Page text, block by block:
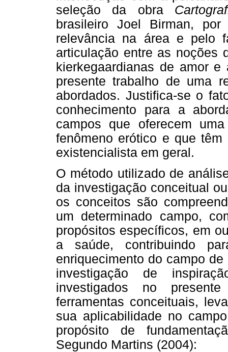
seleção da obra
brasileiro Joel Birman,
relevância na área e pelo
articulação entre as noções
kierkegaardianas de amor
presente trabalho de uma
abordados. Justifica-se o
conhecimento para a
campos que oferecem
fenômeno erótico e que
existencialista em geral.
O método utilizado de
da investigação conceitual
os conceitos são
um determinado campo,
propósitos específicos, em
a saúde, contribuindo
enriquecimento do campo
investigação de
investigados no
ferramentas conceituais,
sua aplicabilidade no
propósito de
Segundo Martins (2004):